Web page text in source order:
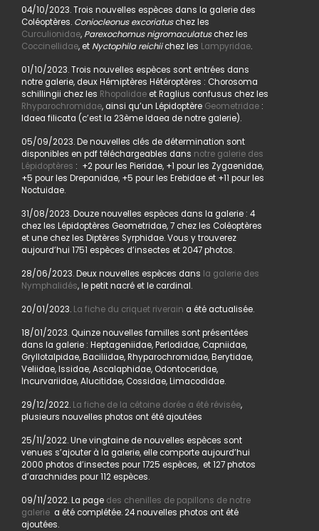
04/10/2023. Trois nouvelles espèces dans la galerie des
Coléoptères. Coniocleonus excoriatuschez les
Curculionidae, Parexochomus nigromaculatuschez les
Coccinellidae, et Nyctophila reichiichez les Lampyridae.
01/10/2023. Trois nouvelles espèces sont entrées dans
notre galerie, deux Hémiptères Hétéroptères : Chorosoma
schillingii chez les Rhopalidaeet Raglius confusus chez les
Rhyparochromidae, ainsi qu’un Lépidoptère Geometridae:
Idaea filicata (c’est la 23ème Idaea de notre galerie).
05/09/2023. De nouvelles clés de détermination sont
disponibles en pdf téléchargeables dans notre galerie des
Lépidoptères : +2 pour les Pieridae, +1 pour les Zygaenidae,
+5 pour les Drepanidae, +5 pour les Erebidae et +11 pour les
Noctuidae.
31/08/2023. Douze nouvelles espèces dans la galerie : 4
chez les Lépidoptères Geometridae, 7 chez les Coléoptères
et une chez les Diptères Syrphidae. Vous y trouverez
aujourd’hui 1751 espèces d’insectes et 2047 photos.
28/06/2023. Deux nouvelles espèces dans la galerie des
Nymphalidés, le petit nacré et le cardinal.
20/01/2023. La fiche du criquet riverain a été actualisée.
18/01/2023. Quinze nouvelles familles sont présentées
dans la galerie : Heptageniidae, Perlodidae, Capniidae,
Gryllotalpidae, Baciliidae, Rhyparochromidae, Berytidae,
Veliidae, Issidae, Ascalaphidae, Odontoceridae,
Incurvariidae, Alucitidae, Cossidae, Limacodidae.
29/12/2022. La fiche de la cétoine dorée a été révisée,
plusieurs nouvelles photos ont été ajoutées
25/11/2022. Une vingtaine de nouvelles espèces sont
venues s’ajouter à la galerie, elle comporte aujourd’hui
2000 photos d’insectes pour 1725 espèces, et 127 photos
d’arachnides pour 112 espèces.
09/11/2022. La page des chenilles de papillons de notre
galerie a été complétée. 24 nouvelles photos ont été
ajoutées.